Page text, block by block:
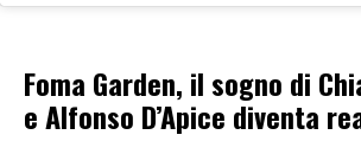
Foma Garden, il sogno di
e Alfonso D’Apice diventa